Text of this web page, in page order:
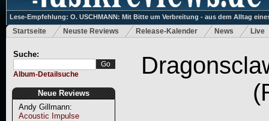
Lese-Empfehlung: O. USCHMANN: Mit Bitte um Verbreitung - aus dem Alltag
Startseite Neuste Reviews Release-Kalender News Live
Suche:
Album-Detailsuche
Neue Reviews
Andy Gillmann:
Acoustic Impulse